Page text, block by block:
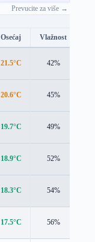
Prevucite za više →
Osećaj Vlažnost
21.5°C 42%
20.6°C 45%
19.7°C 49%
18.9°C 52%
18.3°C 54%
17.5°C 56%